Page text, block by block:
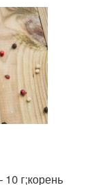
10 г;корень